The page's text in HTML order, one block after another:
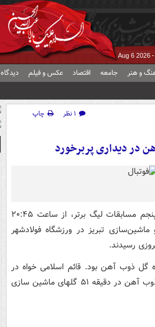
Aug 6 2026
و هنر جامعه اقتصاد عکس و فیلم دیدگاه
۱ نظر
چاپ
در دیداری پربرخورد
نخستین دیدار از هفته بیست و پنجم مسابقات لیگ برتر، از ساعت ۲۰:۴۵
تبریز در ورزشگاه فولادشهر
رسیدند.
پنالتی زننده گل ذوب آهن بود. قائم اسلامی خواه در
دقیقه ۴۴ ار روی نقطه پنالتی و دارکو بیدوف بازیکن ذوب آهن در دقیقه ۵۱ گلهای ماشین سازی